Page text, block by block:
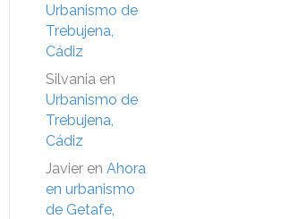
Urbanismo de
Trebujena,
Cádiz
Silvania en
Urbanismo de
Trebujena,
Cádiz
Javier en Ahora
en urbanismo
de Getafe,